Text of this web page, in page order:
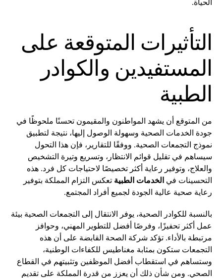
الحياة.
التأثيرات المتوقعة على
المستفيدين والكوادر
الطبية
من المتوقع أن يشهد المواطنون والمقيمون تحسنًا ملحوظًا في
جودة الخدمات الصحية وسهولة الوصول إليها، نتيجة لتطبيق
نموذج التجمعات الصحية. ووفقًا للتقارير، فإن هذا التحول
سيساهم في تقليل قوائم الانتظار، وتسريع وتيرة التشخيص
والعلاج، وتوفير رعاية أكثر تخصيصًا لاحتياجات كل فرد. هذه
التحسينات في الخدمات الطبية تعكس التزام المملكة بتوفير
رعاية صحية عالية الجودة لجميع أفراد المجتمع.
بالنسبة للكوادر الصحية، يوفر الانتقال إلى التجمعات الصحية بيئة
عمل أكثر تحفيزًا، وفرصًا أفضل للتطوير المهني، وحوافز
مرتبطة بالأداء. تؤكد شركة الصحة القابضة على أن هذه
التجمعات ستكون بمثابة مغناطيس للكفاءات الوطنية،
وستساهم في استقطاب أفضل الموظفين وتثبيتهم في القطاع
الصحي. ومن شأن ذلك أن يعزز من قدرة المملكة على تقديم